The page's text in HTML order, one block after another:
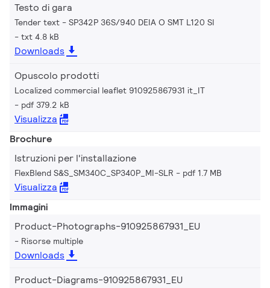
Testo di gara
Tender text - SP342P 36S/940 DEIA O SMT L120 SI
txt 4.8 kB
Downloads
Opuscolo prodotti
Localized commercial leaflet 910925867931 it_IT
pdf 379.2 kB
Visualizza
Brochure
Istruzioni per l'installazione
FlexBlend S&S_SM340C_SP340P_MI-SLR pdf 1.7 MB
Visualizza
Immagini
Product-Photographs-910925867931_EU
Risorse multiple
Downloads
Product-Diagrams-910925867931_EU